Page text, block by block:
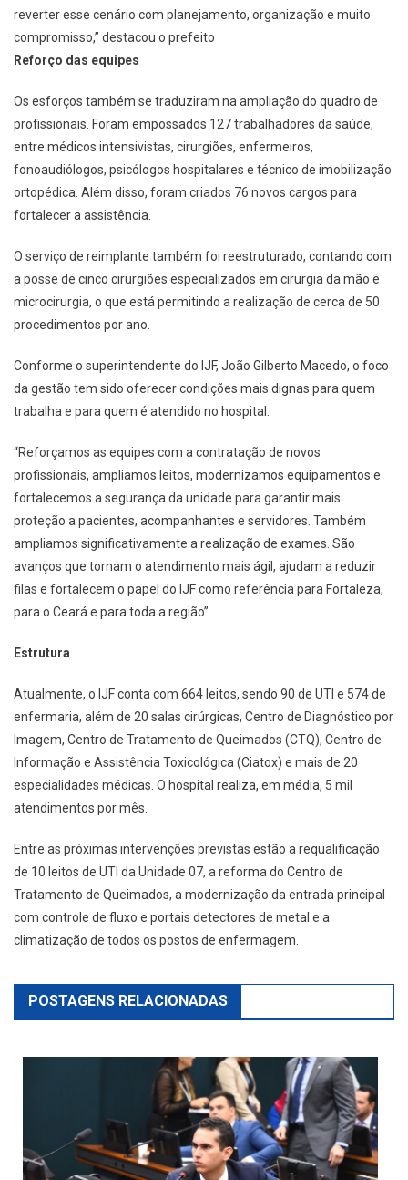
reverter esse cenário com planejamento, organização e muito
compromisso,” destacou o prefeito
Reforço das equipes
Os esforços também se traduziram na ampliação do quadro de
profissionais. Foram empossados 127 trabalhadores da saúde,
entre médicos intensivistas, cirurgiões, enfermeiros,
fonoaudiólogos, psicólogos hospitalares e técnico de imobilização
ortopédica. Além disso, foram criados 76 novos cargos para
fortalecer a assistência.
O serviço de reimplante também foi reestruturado, contando com
a posse de cinco cirurgiões especializados em cirurgia da mão e
microcirurgia, o que está permitindo a realização de cerca de 50
procedimentos por ano.
Conforme o superintendente do IJF, João Gilberto Macedo, o foco
da gestão tem sido oferecer condições mais dignas para quem
trabalha e para quem é atendido no hospital.
“Reforçamos as equipes com a contratação de novos
profissionais, ampliamos leitos, modernizamos equipamentos e
fortalecemos a segurança da unidade para garantir mais
proteção a pacientes, acompanhantes e servidores. Também
ampliamos significativamente a realização de exames. São
avanços que tornam o atendimento mais ágil, ajudam a reduzir
filas e fortalecem o papel do IJF como referência para Fortaleza,
para o Ceará e para toda a região”.
Estrutura
Atualmente, o IJF conta com 664 leitos, sendo 90 de UTI e 574 de
enfermaria, além de 20 salas cirúrgicas, Centro de Diagnóstico por
Imagem, Centro de Tratamento de Queimados (CTQ), Centro de
Informação e Assistência Toxicológica (Ciatox) e mais de 20
especialidades médicas. O hospital realiza, em média, 5 mil
atendimentos por mês.
Entre as próximas intervenções previstas estão a requalificação
de 10 leitos de UTI da Unidade 07, a reforma do Centro de
Tratamento de Queimados, a modernização da entrada principal
com controle de fluxo e portais detectores de metal e a
climatização de todos os postos de enfermagem.
POSTAGENS RELACIONADAS